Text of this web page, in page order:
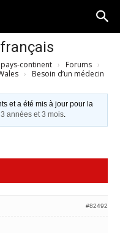
continent › Forums ›
›
Besoin d’un médecin
et a été mis à jour pour la
années et 3 mois.
#82492